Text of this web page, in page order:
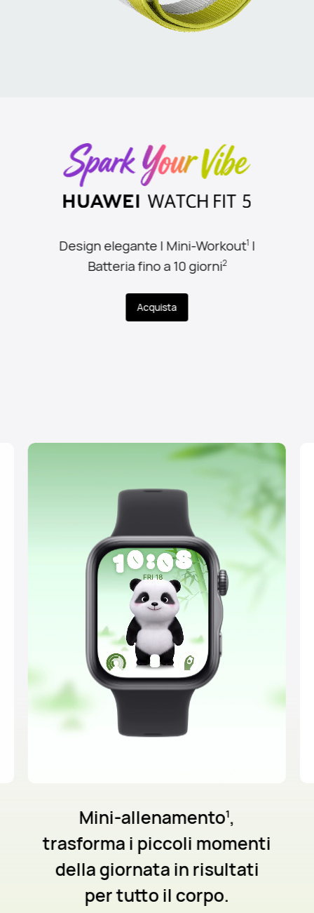
Design elegante | Mini-Workout1|
Batteria fino a 10 giorni2
Acquista
Mini-allenamento1,
trasforma i piccoli momenti
della giornata in risultati
per tutto il corpo.